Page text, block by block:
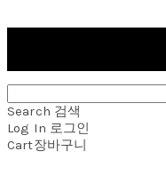
Search 검색
Log In 로그인
Cart장바구니